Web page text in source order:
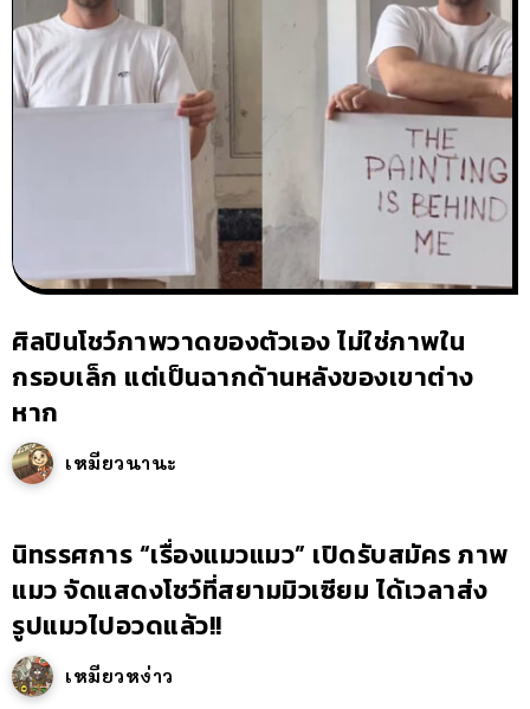
ศิลปินโชว์ภาพวาดของตัวเอง ไม่ใช่ภาพใน
กรอบเล็ก แต่เป็นฉากด้านหลังของเขาต่าง
หาก
เหมียวนานะ
นิทรรศการ “เรื่องแมวแมว” เปิดรับสมัคร ภาพ
แมว จัดแสดงโชว์ที่สยามมิวเซียม ได้เวลาส่ง
รูปแมวไปอวดแล้ว!!
เหมียวหง่าว